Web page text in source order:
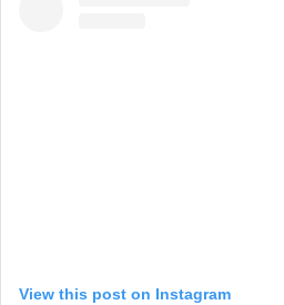
View this post on Instagram